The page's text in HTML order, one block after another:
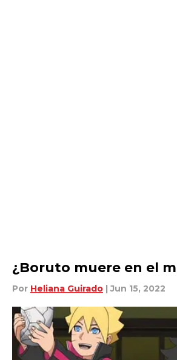
¿Boruto muere en el
Por Heliana Guirado | Jun 15, 2022